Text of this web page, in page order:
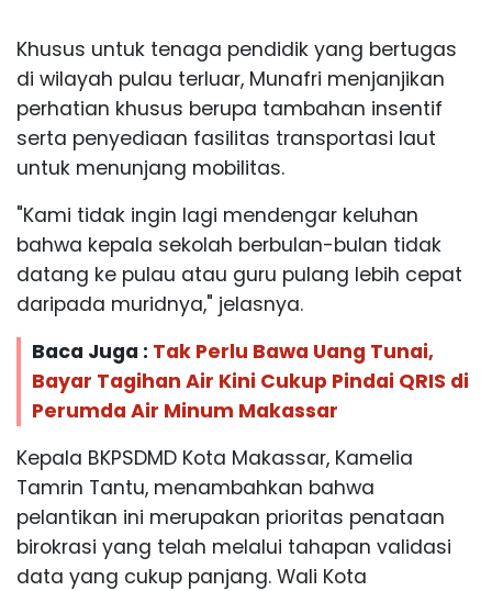
Khusus untuk tenaga pendidik yang bertugas
di wilayah pulau terluar, Munafri menjanjikan
perhatian khusus berupa tambahan insentif
serta penyediaan fasilitas transportasi laut
untuk menunjang mobilitas.
"Kami tidak ingin lagi mendengar keluhan
bahwa kepala sekolah berbulan-bulan tidak
datang ke pulau atau guru pulang lebih cepat
daripada muridnya," jelasnya.
Baca Juga : Tak Perlu Bawa Uang Tunai,
Bayar Tagihan Air Kini Cukup Pindai QRIS di
Perumda Air Minum Makassar
Kepala BKPSDMD Kota Makassar, Kamelia
Tamrin Tantu, menambahkan bahwa
pelantikan ini merupakan prioritas penataan
birokrasi yang telah melalui tahapan validasi
data yang cukup panjang. Wali Kota